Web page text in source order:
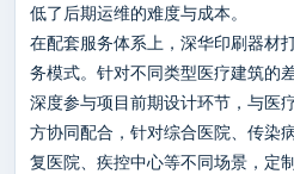
低了后期运维的难度与成本。
在配套服务体系上，深华印刷器材
务模式。针对不同类型医疗建筑的
深度参与项目前期设计环节，与医
方协同配合，针对综合医院、传染
复医院、疾控中心等不同场景，定